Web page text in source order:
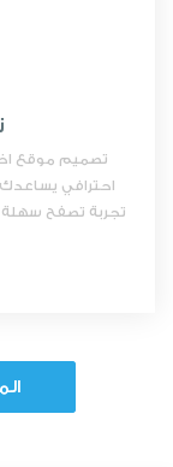
تصميم موقع
احترافي يساعدك
تجربة تصفح سهلة